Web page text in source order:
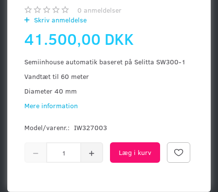
0 anmeldelser
Skriv anmeldelse
41.500,00 DKK
Semiinhouse automatik baseret på Selitta SW300-1
Vandtæt til 60 meter
Diameter 40 mm
Mere information
Model/varenr.: IW327003
Læg i kurv